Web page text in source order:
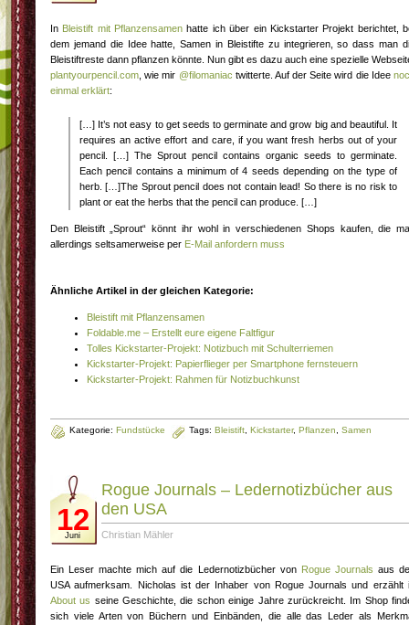
In Bleistift mit Pflanzensamen hatte ich über ein Kickstarter Projekt berichtet,
dem jemand die Idee hatte, Samen in Bleistifte zu integrieren, so dass man
Bleistiftreste dann pflanzen könnte. Nun gibt es dazu auch eine spezielle
plantyourpencil.com , wie mir @filomaniac twitterte. Auf der Seite wird die Idee
einmal erklärt:
[…] It’s not easy to get seeds to germinate and grow big and beautiful. It
requires an active effort and care, if you want fresh herbs out of your
pencil. […] The Sprout pencil contains organic seeds to germinate.
Each pencil contains a minimum of 4 seeds depending on the type of
herb. […]The Sprout pencil does not contain lead! So there is no risk to
plant or eat the herbs that the pencil can produce. […]
Den Bleistift „Sprout“ könnt ihr wohl in verschiedenen Shops kaufen, die
allerdings seltsamerweise per E-Mail anfordern muss
Ähnliche Artikel in der gleichen Kategorie:
Bleistift mit Pflanzensamen
Foldable.me – Erstellt eure eigene Faltfigur
Tolles Kickstarter-Projekt: Notizbuch mit Schulterriemen
Kickstarter-Projekt: Papierflieger per Smartphone fernsteuern
Kickstarter-Projekt: Rahmen für Notizbuchkunst
Kategorie: Fundstücke Tags: Bleistift Kickstarter, Pflanzen Samen
12
Juni
Rogue Journals – Ledernotizbücher aus
den USA
Christian Mähler
Ein Leser machte mich auf die Ledernotizbücher von Rogue Journals aus
USA aufmerksam. Nicholas ist der Inhaber von Rogue Journals und erzählt
About us seine Geschichte, die schon einige Jahre zurückreicht. Im Shop
sich viele Arten von Büchern und Einbänden, die alle das Leder als